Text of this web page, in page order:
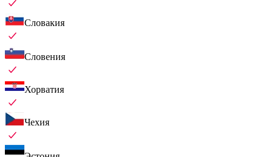
Словакия
Словения
Хорватия
Чехия